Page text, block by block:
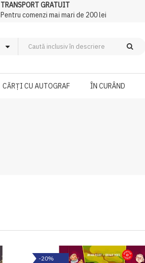
TRANSPORT GRATUIT
Pentru comenzi mai mari de 200 lei
CĂRȚI CU AUTOGRAF ÎN CURÂND
-20%